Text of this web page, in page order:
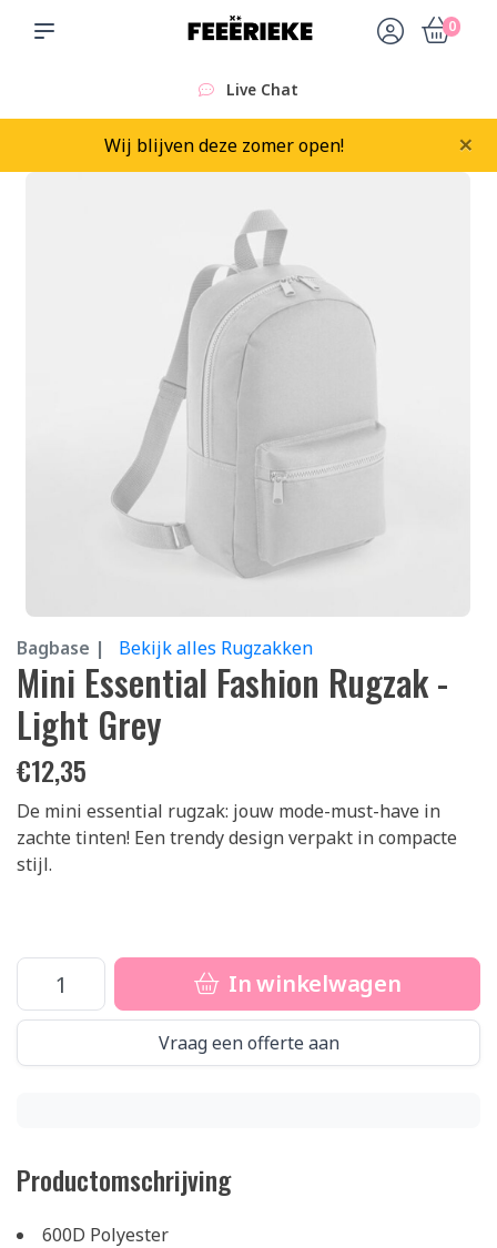
0
Live Chat
Wij blijven deze zomer open! ×
Bagbase | Bekijk alles Rugzakken
Mini Essential Fashion Rugzak -
Light Grey
€12,35
De mini essential rugzak: jouw mode-must-have in
zachte tinten! Een trendy design verpakt in compacte
stijl.
In winkelwagen
Vraag een offerte aan
Productomschrijving
600D Polyester